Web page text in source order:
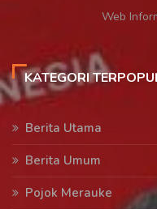
Web
KATEGORI
Berita Utama
Berita Umum
Pojok Merauke